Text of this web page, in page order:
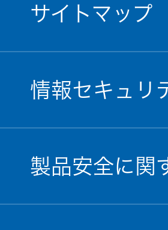
サイトマップ
情報セキュリ
製品安全に関